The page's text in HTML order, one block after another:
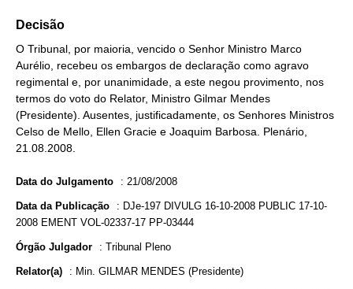
Decisão
O Tribunal, por maioria, vencido o Senhor Ministro Marco
Aurélio, recebeu os embargos de declaração como agravo
regimental e, por unanimidade, a este negou provimento, nos
termos do voto do Relator, Ministro Gilmar Mendes
(Presidente). Ausentes, justificadamente, os Senhores Ministros
Celso de Mello, Ellen Gracie e Joaquim Barbosa. Plenário,
21.08.2008.
Data do Julgamento : 21/08/2008
Data da Publicação : DJe-197 DIVULG 16-10-2008 PUBLIC 17-10-
2008 EMENT VOL-02337-17 PP-03444
Órgão Julgador : Tribunal Pleno
Relator(a) : Min. GILMAR MENDES (Presidente)